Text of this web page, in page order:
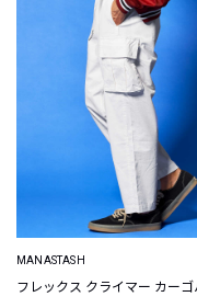
MANASTASH
フレックス クライマー カーゴ